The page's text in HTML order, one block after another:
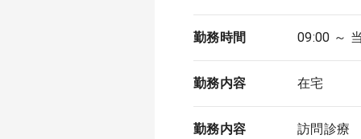
勤務時間 09:00 ～
勤務内容 在宅
勤務内容 訪問診療